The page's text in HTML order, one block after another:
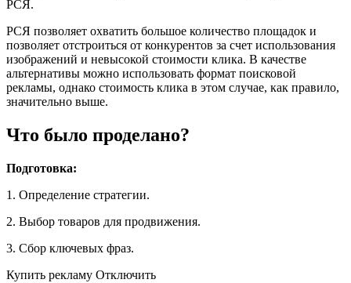
РСЯ.
РСЯ позволяет охватить большое количество площадок и
позволяет отстроиться от конкурентов за счет использования
изображений и невысокой стоимости клика. В качестве
альтернативы можно использовать формат поисковой
рекламы, однако стоимость клика в этом случае, как правило,
значительно выше.
Что было проделано?
Подготовка:
1. Определение стратегии.
2. Выбор товаров для продвижения.
3. Сбор ключевых фраз.
Купить рекламу Отключить